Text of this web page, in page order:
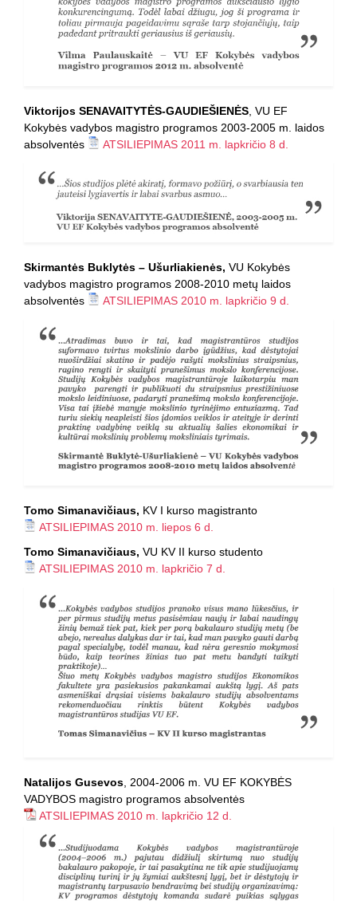
Viktorijos SENAVAITYTĖS-GAUDIEŠIENĖS , VU EF
Kokybės vadybos magistro programos 2003-2005 m. laidos
absolventės
ATSILIEPIMAS 2011 m. lapkričio 8 d.
Skirmantės Buklytės – Ušurliakienės, VU Kokybės
vadybos magistro programos 2008-2010 metų laidos
absolventės
ATSILIEPIMAS 2010 m. lapkričio 9 d.
Tomo Simanavičiaus, KV I kurso magistranto
ATSILIEPIMAS 2010 m. liepos 6 d.
Tomo Simanavičiaus, VU KV II kurso studento
ATSILIEPIMAS 2010 m. lapkričio 7 d.
Natalijos Gusevos 2004-2006 m. VU EF KOKYBĖS
VADYBOS magistro programos absolventės
ATSILIEPIMAS 2010 m. lapkričio 12 d.